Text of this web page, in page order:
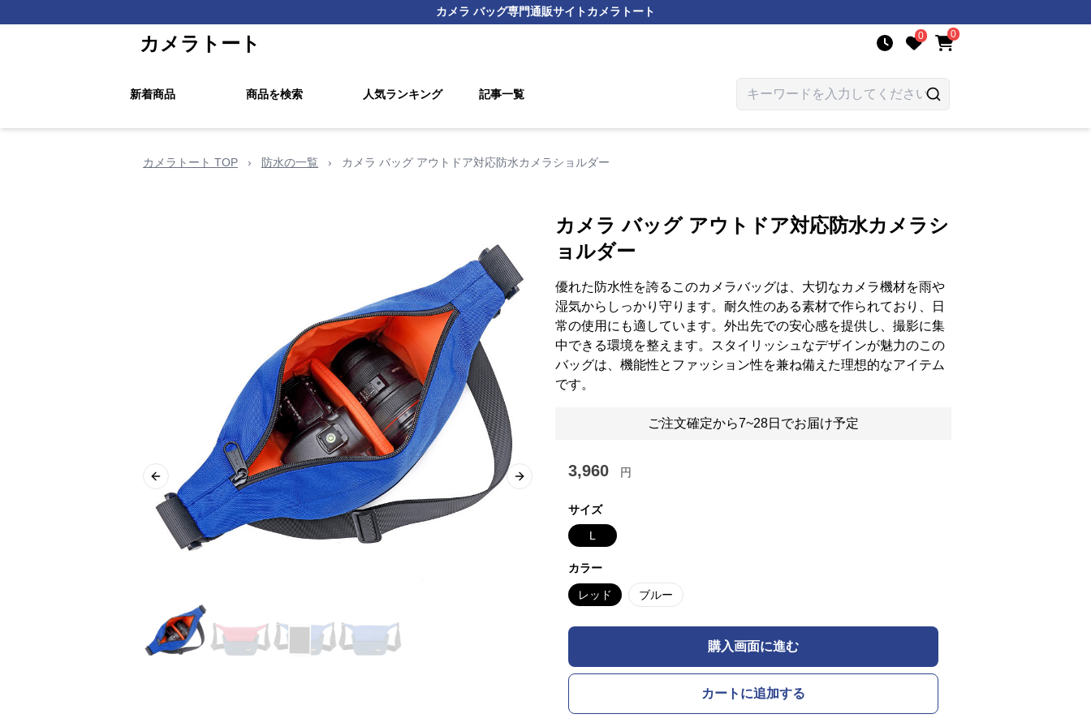
カメラ バッグ専門通販サイトカメラトート
カメラトート 0 0
新着商品 商品を検索 人気ランキング 記事一覧
カメラトート TOP › 防水の一覧 › カメラ バッグ アウトドア対応防水カメラショルダー
Previous slide Next slide
カメラ バッグ アウトドア対応防水カメラシ
ョルダー
優れた防水性を誇るこのカメラバッグは、大切なカメラ機材を雨や
湿気からしっかり守ります。耐久性のある素材で作られており、日
常の使用にも適しています。外出先での安心感を提供し、撮影に集
中できる環境を整えます。スタイリッシュなデザインが魅力のこの
バッグは、機能性とファッション性を兼ね備えた理想的なアイテム
です。
ご注文確定から7~28日でお届け予定
3,960 円
サイズ
L
カラー
レッド ブルー
購入画面に進む
カートに追加する